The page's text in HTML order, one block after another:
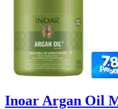
Inoar Argan Oil